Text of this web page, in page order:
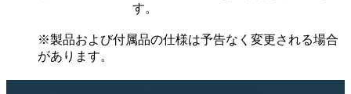
す。
※製品および付属品の仕様は予告なく変更される場合
があります。